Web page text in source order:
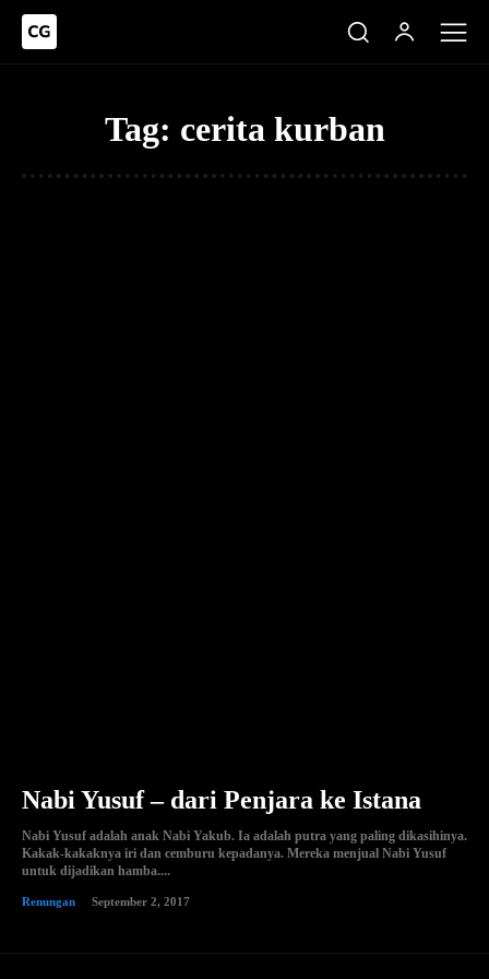
Tag: cerita kurban
Nabi Yusuf – dari Penjara ke Istana
Nabi Yusuf adalah anak Nabi Yakub. Ia adalah putra yang paling dikasihinya.
Kakak-kakaknya iri dan cemburu kepadanya. Mereka menjual Nabi Yusuf
untuk dijadikan hamba....
Renungan September 2, 2017